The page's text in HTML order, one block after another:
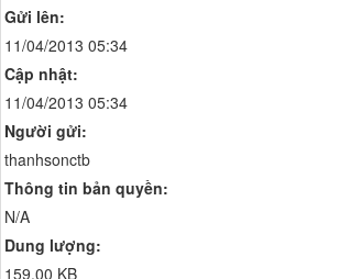
Gửi lên:
11/04/2013 05:34
Cập nhật:
11/04/2013 05:34
Người gửi:
thanhsonctb
Thông tin bản quyền:
N/A
Dung lượng:
159.00 KB